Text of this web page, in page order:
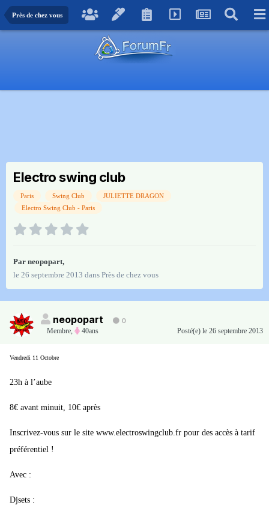
Près de chez vous
Electro swing club
Paris Swing Club
JULIETTE DRAGON
Electro Swing Club - Paris
Par neopopart,
le 26 septembre 2013 dans Près de chez vous
neopopart
0
Membre, 40ans Posté(e) le 26 septembre 2013
Vendredi 11 Octobre
23h à l’aube
8€ avant minuit, 10€ après
Inscrivez-vous sur le site www.electroswingclub.fr pour des accès à tarif
préférentiel !
Avec :
Djsets :